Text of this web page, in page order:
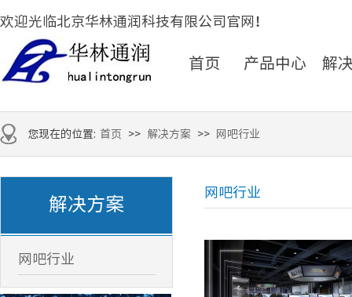
欢迎光临北京华林通润科技有限公司官网！
首页 产品中心 解
您现在的位置: 首页 >> 解决方案 >> 网吧行业
解决方案
网吧行业
网吧行业